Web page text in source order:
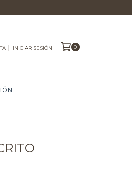
INICIAR SESIÓN 0